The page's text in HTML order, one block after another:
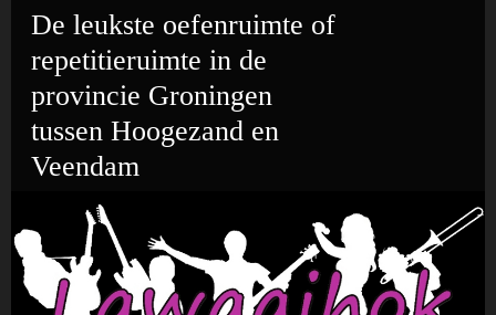
naar
inhoud
to
3
to
2
to
3
to
2
to
2
De leukste oefenruimte of
repetitieruimte in de
provincie Groningen
tussen Hoogezand en
Veendam